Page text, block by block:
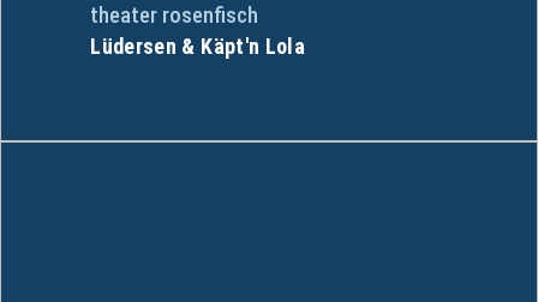
theater rosenfisch
Lüdersen & Käpt'n Lola